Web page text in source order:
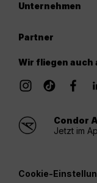
Unternehmen
Partner
Wir fliegen auch
Condor
Jetzt im
Cookie-